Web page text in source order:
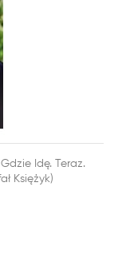
SZYBKI PODGLĄD
Idę. Teraz.
Księżyk)